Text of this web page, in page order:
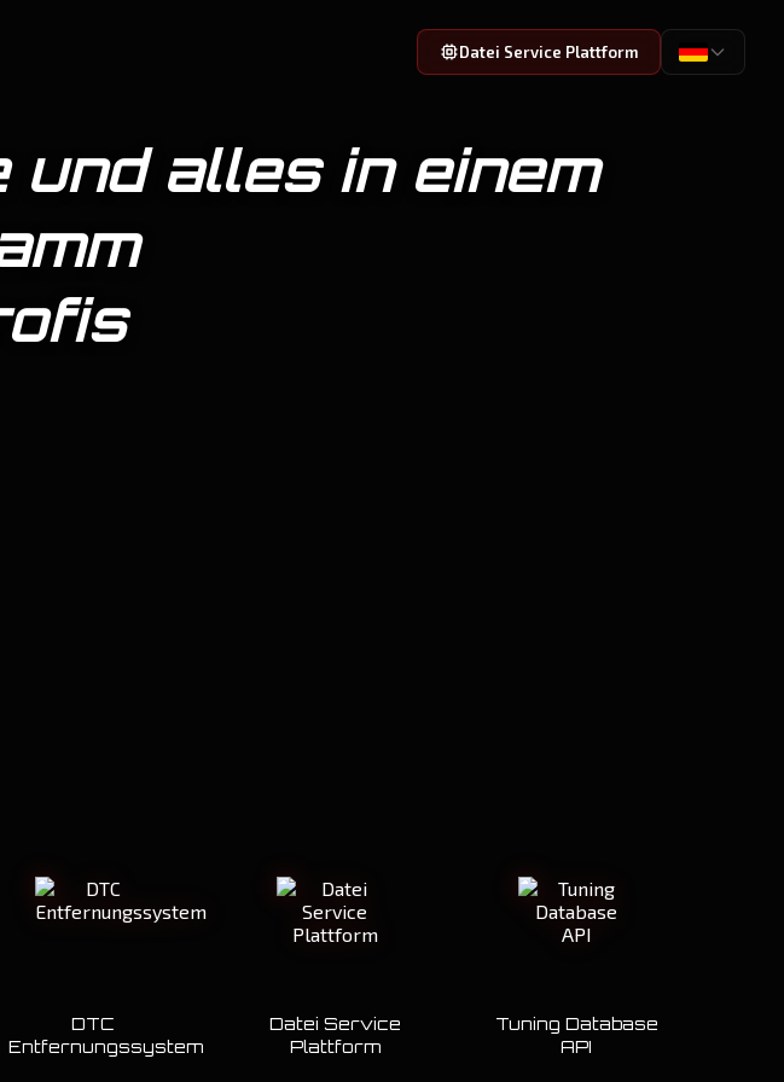
Datei Service Plattform
alles in einem
DTC
Entfernungssystem
Datei Service
Plattform
Tuning Database
API